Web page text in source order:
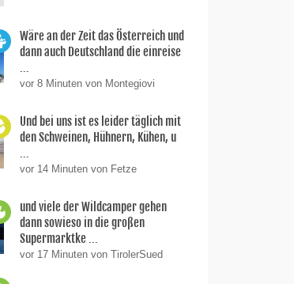
Wäre an der Zeit das Österreich und
dann auch Deutschland die einreise
...
vor 8 Minuten von Montegiovi
Und bei uns ist es leider täglich mit
den Schweinen, Hühnern, Kühen, u
...
vor 14 Minuten von Fetze
und viele der Wildcamper gehen
dann sowieso in die großen
Supermarktke ...
vor 17 Minuten von TirolerSued